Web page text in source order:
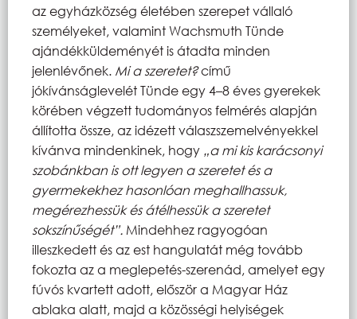
az egyházközség életében szerepet vállaló
személyeket, valamint Wachsmuth Tünde
ajándékküldeményét is átadta minden
jelenlévőnek. Mi a szeretet?című
jókívánságlevelét Tünde egy 4–8 éves gyerekek
körében végzett tudományos felmérés alapján
állította össze, az idézett válaszszemelvényekkel
kívánva mindenkinek, hogy „a mi kis karácsonyi
szobánkban is ott legyen a szeretet és a
gyermekekhez hasonlóan meghallhassuk,
megérezhessük és átélhessük a szeretet
sokszínűségét”. Mindehhez ragyogóan
illeszkedett és az est hangulatát még tovább
fokozta az a meglepetés-szerenád, amelyet egy
fúvós kvartett adott, először a Magyar Ház
ablaka alatt, majd a közösségi helyiségek